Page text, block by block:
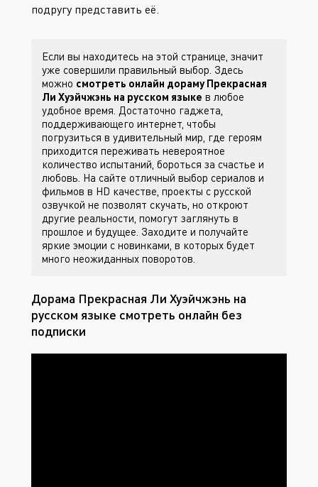
подругу представить её.
Если вы находитесь на этой странице, значит
уже совершили правильный выбор. Здесь
можно смотреть онлайн дораму Прекрасная
Ли Хуэйчжэнь на русском языке в любое
удобное время. Достаточно гаджета,
поддерживающего интернет, чтобы
погрузиться в удивительный мир, где героям
приходится переживать невероятное
количество испытаний, бороться за счастье и
любовь. На сайте отличный выбор сериалов и
фильмов в HD качестве, проекты с русской
озвучкой не позволят скучать, но откроют
другие реальности, помогут заглянуть в
прошлое и будущее. Заходите и получайте
яркие эмоции с новинками, в которых будет
много неожиданных поворотов.
Дорама Прекрасная Ли Хуэйчжэнь на
русском языке смотреть онлайн без
подписки